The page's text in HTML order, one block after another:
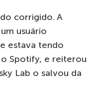
corrigido. A
usuário
estava tendo
Spotify, e reiterou
Lab o salvou da